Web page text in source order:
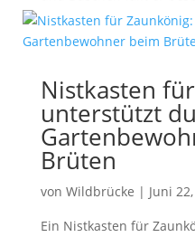
Nistkasten
unterstützt
Brüten
von Wildbrücke | Juni
Ein Nistkasten für